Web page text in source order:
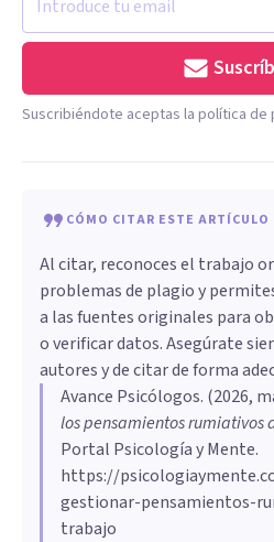
Suscribiéndote aceptas la política de
CÓMO CITAR ESTE ARTÍCULO
Al citar, reconoces el trabajo
problemas de plagio y
a las fuentes originales para
o verificar datos. Asegúrate
autores y de citar de forma
Avance Psicólogos. (2026,
los pensamientos rumiativos
Portal Psicología y Mente.
https://
gestionar-pensamientos-
trabajo